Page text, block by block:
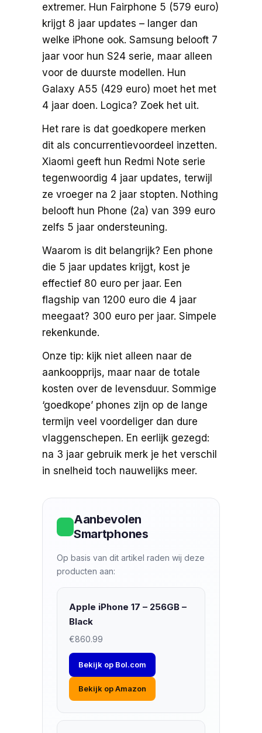
extremer. Hun Fairphone 5 (579 euro)
krijgt 8 jaar updates – langer dan
welke iPhone ook. Samsung belooft 7
jaar voor hun S24 serie, maar alleen
voor de duurste modellen. Hun
Galaxy A55 (429 euro) moet het met
4 jaar doen. Logica? Zoek het uit.
Het rare is dat goedkopere merken
dit als concurrentievoordeel inzetten.
Xiaomi geeft hun Redmi Note serie
tegenwoordig 4 jaar updates, terwijl
ze vroeger na 2 jaar stopten. Nothing
belooft hun Phone (2a) van 399 euro
zelfs 5 jaar ondersteuning.
Waarom is dit belangrijk? Een phone
die 5 jaar updates krijgt, kost je
effectief 80 euro per jaar. Een
flagship van 1200 euro die 4 jaar
meegaat? 300 euro per jaar. Simpele
rekenkunde.
Onze tip: kijk niet alleen naar de
aankoopprijs, maar naar de totale
kosten over de levensduur. Sommige
‘goedkope’ phones zijn op de lange
termijn veel voordeliger dan dure
vlaggenschepen. En eerlijk gezegd:
na 3 jaar gebruik merk je het verschil
in snelheid toch nauwelijks meer.
Aanbevolen
Smartphones
Op basis van dit artikel raden wij deze
producten aan:
Apple iPhone 17 – 256GB –
Black
€860.99
Bekijk op Bol.com
Bekijk op Amazon